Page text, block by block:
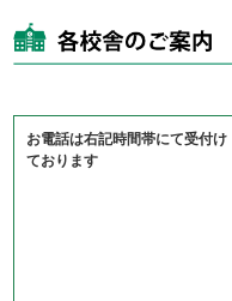
お電話は右記時間帯にて受付け
ております